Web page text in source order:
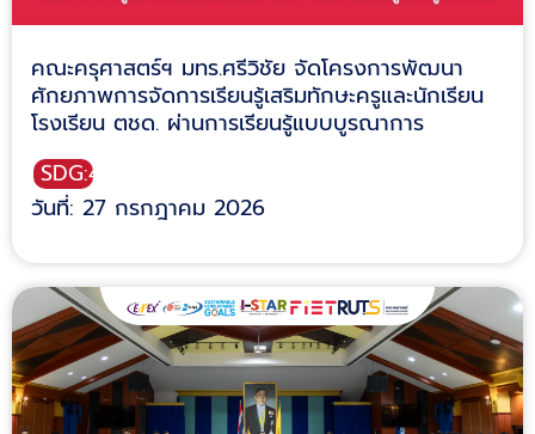
คณะครุศาสตร์ฯ มทร.ศรีวิชัย จัดโครงการพัฒนา
ศักยภาพการจัดการเรียนรู้เสริมทักษะครูและนักเรียน
โรงเรียน ตชด. ผ่านการเรียนรู้แบบบูรณาการ
SDG:4
วันที่: 27 กรกฎาคม 2026